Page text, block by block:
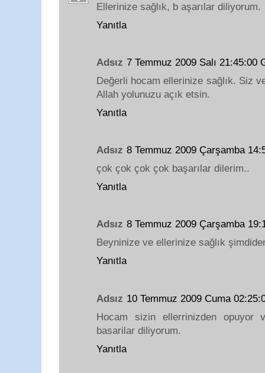
Ellerinize sağlık, b aşarılar diliyorum.
Yanıtla
Adsız 7 Temmuz 2009 Salı 21:45:00
Değerli hocam ellerinize sağlık. Siz
Allah yolunuzu açık etsin.
Yanıtla
Adsız 8 Temmuz 2009 Çarşamba
çok çok çok çok başarılar dilerim..
Yanıtla
Adsız 8 Temmuz 2009 Çarşamba
Beyninize ve ellerinize sağlık
Yanıtla
Adsız 10 Temmuz 2009 Cuma
Hocam sizin ellerrinizden opuyor
basarilar diliyorum.
Yanıtla